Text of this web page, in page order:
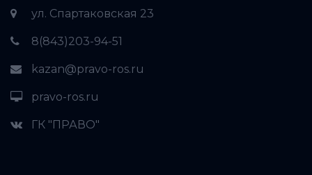
ул. Спартаковская 23
8(843)203-94-51
kazan@pravo-ros.ru
pravo-ros.ru
ГК "ПРАВО"